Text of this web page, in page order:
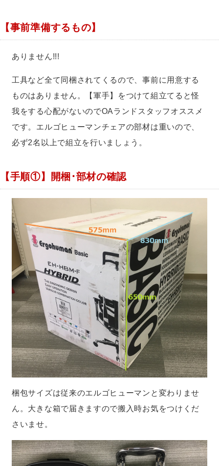
【事前準備するもの】
ありません!!!
工具など全て同梱されてくるので、事前に用意する
ものはありません。【軍手】をつけて組立てると怪
我をする心配がないのでOAランドスタッフオススメ
です。エルゴヒューマンチェアの部材は重いので、
必ず2名以上で組立を行いましょう。
【手順①】開梱･部材の確認
梱包サイズは従来のエルゴヒューマンと変わりませ
ん。大きな箱で届きますので搬入時お気をつけくだ
さいませ。